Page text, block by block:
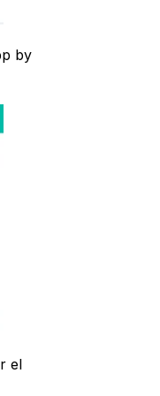
by
el